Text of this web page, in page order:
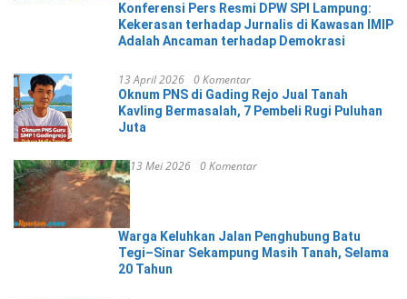
Konferensi Pers Resmi DPW SPI Lampung:
Kekerasan terhadap Jurnalis di Kawasan IMIP
Adalah Ancaman terhadap Demokrasi
13 April 2026 0 Komentar
Oknum PNS di Gading Rejo Jual Tanah
Kavling Bermasalah, 7 Pembeli Rugi Puluhan
Juta
13 Mei 2026 0 Komentar
Warga Keluhkan Jalan Penghubung Batu
Tegi–Sinar Sekampung Masih Tanah, Selama
20 Tahun